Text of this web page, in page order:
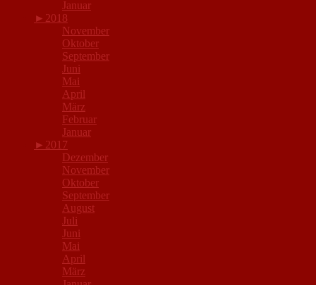
Januar
► 2018
November
Oktober
September
Juni
Mai
April
März
Februar
Januar
► 2017
Dezember
November
Oktober
September
August
Juli
Juni
Mai
April
März